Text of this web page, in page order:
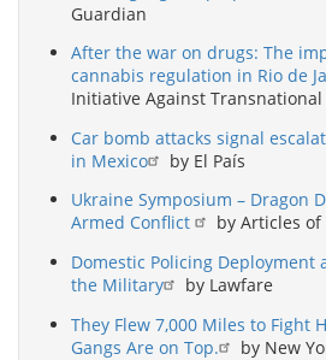
Guardian
After the war on drugs: The
cannabis regulation in Rio de
Initiative Against
Car bomb attacks signal
in Mexico
by El País
Ukraine Symposium – Dragon
Armed Conflict
by Articles of
Domestic Policing Deployment
the Military
by Lawfare
They Flew 7,000 Miles to Fight
Gangs Are on Top.
by New